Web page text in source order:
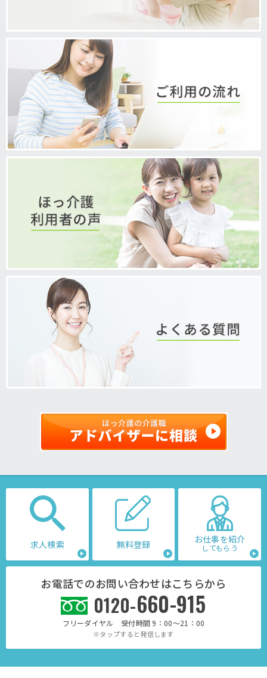
求人検索 無料登録 お仕事を紹介
してもらう
お電話でのお問い合わせはこちらから
0120-660-915
フリーダイヤル 受付時間 9：00～21：00
※タップすると発信します